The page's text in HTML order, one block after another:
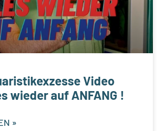
Video
wieder auf ANFANG !
»